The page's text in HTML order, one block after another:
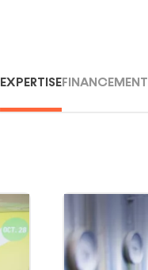
EXPERTISEFINANCEMENT